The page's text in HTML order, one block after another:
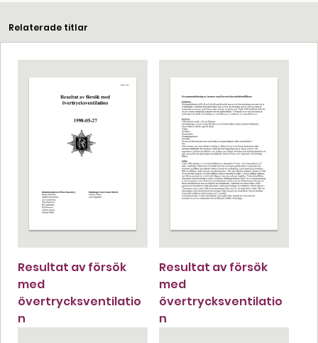
Relaterade titlar
Resultat av försök
med
övertrycksventilatio
n
Resultat av försök
med
övertrycksventilatio
n